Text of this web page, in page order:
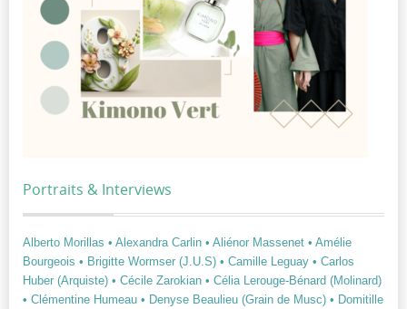
Portraits & Interviews
Alberto Morillas • Alexandra Carlin • Aliénor Massenet • Amélie
Bourgeois • Brigitte Wormser (J.U.S) • Camille Leguay • Carlos
Huber (Arquiste) • Cécile Zarokian • Célia Lerouge-Bénard (Molinard)
• Clémentine Humeau • Denyse Beaulieu (Grain de Musc) • Domitille